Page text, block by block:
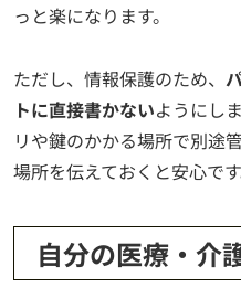
っと楽になります。
ただし、情報保護のため、
トに直接書かないようにし
リや鍵のかかる場所で別途
場所を伝えておくと安心です
自分の医療・介